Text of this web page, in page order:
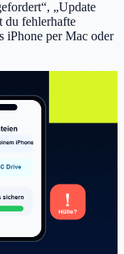
„Update
du fehlerhafte
iPhone per Mac oder